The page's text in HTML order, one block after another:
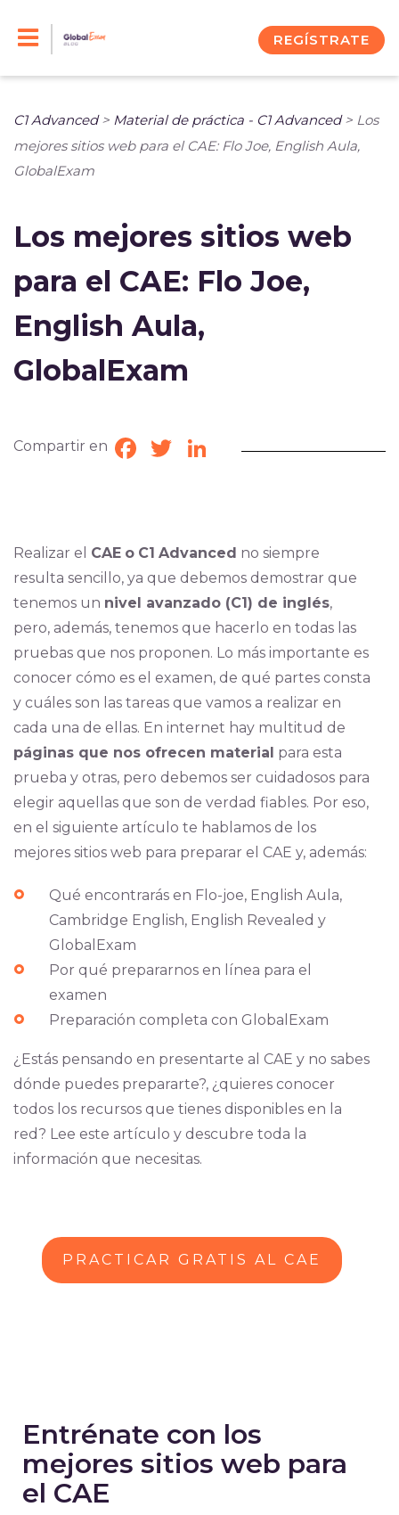
REGÍSTRATE
C1 Advanced> Material de práctica - C1 Advanced> Los
mejores sitios web para el CAE: Flo Joe, English Aula,
GlobalExam
Los mejores sitios web
para el CAE: Flo Joe,
English Aula,
GlobalExam
Compartir en Facebook
TwitterLinkedIn
Realizar el CAE o C1 Advanced no siempre
resulta sencillo, ya que debemos demostrar que
tenemos un nivel avanzado (C1) de inglés,
pero, además, tenemos que hacerlo en todas las
pruebas que nos proponen. Lo más importante es
conocer cómo es el examen, de qué partes consta
y cuáles son las tareas que vamos a realizar en
cada una de ellas. En internet hay multitud de
páginas que nos ofrecen material para esta
prueba y otras, pero debemos ser cuidadosos para
elegir aquellas que son de verdad fiables. Por eso,
en el siguiente artículo te hablamos de los
mejores sitios web para preparar el CAE y, además:
Qué encontrarás en Flo-joe, English Aula,
Cambridge English, English Revealed y
GlobalExam
Por qué prepararnos en línea para el
examen
Preparación completa con GlobalExam
¿Estás pensando en presentarte al CAE y no sabes
dónde puedes prepararte?, ¿quieres conocer
todos los recursos que tienes disponibles en la
red? Lee este artículo y descubre toda la
información que necesitas.
PRACTICAR GRATIS AL CAE
Entrénate con los
mejores sitios web para
el CAE